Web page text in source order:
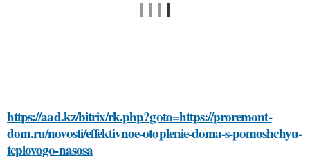
https://aad.kz/bitrix/rk.php?goto=https://proremont-
dom.ru/novosti/effektivnoe-otoplenie-doma-s-pomoshchyu-
teplovogo-nasosa